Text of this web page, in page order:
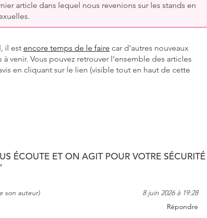
article dans lequel nous revenions sur les stands en
il est encore temps de le faire car d’autres nouveaux
venir. Vous pouvez retrouver l’ensemble des articles
en cliquant sur le lien (visible tout en haut de cette
ÉCOUTE ET ON AGIT POUR VOTRE SÉCURITÉ
son auteur)
8 juin 2026 à 19:28
Répondre